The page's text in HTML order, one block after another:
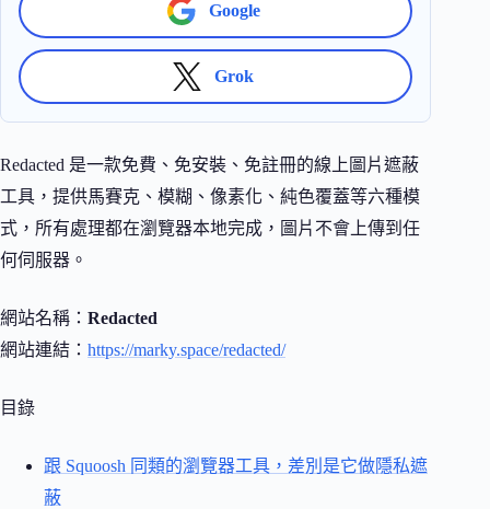
Google
Grok
Redacted 是一款免費、免安裝、免註冊的線上圖片遮蔽
工具，提供馬賽克、模糊、像素化、純色覆蓋等六種模
式，所有處理都在瀏覽器本地完成，圖片不會上傳到任
何伺服器。
網站名稱： Redacted
網站連結： https://marky.space/redacted/
目錄
跟 Squoosh 同類的瀏覽器工具，差別是它做隱私遮
蔽